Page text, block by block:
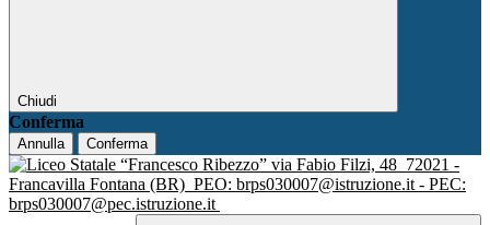
Chiudi
Conferma
Annulla Conferma
via Fabio Filzi, 48 72021 -
Francavilla Fontana (BR) PEO: brps030007@istruzione.it - PEC:
brps030007@pec.istruzione.it